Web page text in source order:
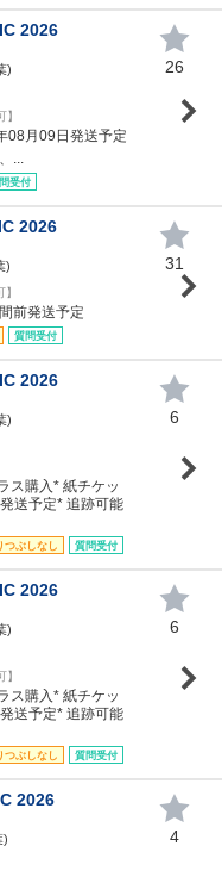
2026
)
08月09日発送予定
...
受付
26
2026
)
前発送予定
質問受付
31
2026
)
ス購入* 紙チケッ
送予定* 追跡可能
つぶしなし 質問受付
6
2026
)
ス購入* 紙チケッ
送予定* 追跡可能
つぶしなし 質問受付
6
2026
)
4